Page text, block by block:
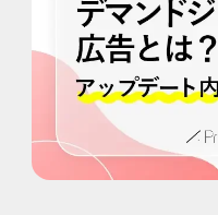
各種ご相談
セミナー申し込み